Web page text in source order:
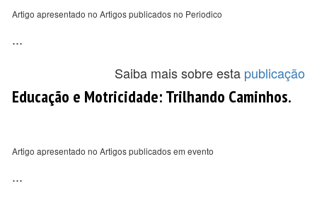
Artigo apresentado no Artigos publicados no Periodico
...
Saiba mais sobre esta publicação
Educação e Motricidade: Trilhando Caminhos.
Artigo apresentado no Artigos publicados em evento
...